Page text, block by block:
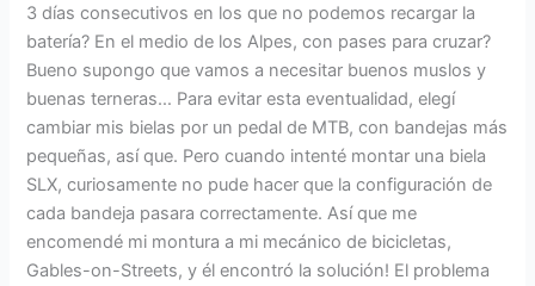
3 días consecutivos en los que no podemos recargar la
batería? En el medio de los Alpes, con pases para cruzar?
Bueno supongo que vamos a necesitar buenos muslos y
buenas terneras… Para evitar esta eventualidad, elegí
cambiar mis bielas por un pedal de MTB, con bandejas más
pequeñas, así que. Pero cuando intenté montar una biela
SLX, curiosamente no pude hacer que la configuración de
cada bandeja pasara correctamente. Así que me
encomendé mi montura a mi mecánico de bicicletas,
Gables-on-Streets, y él encontró la solución! El problema